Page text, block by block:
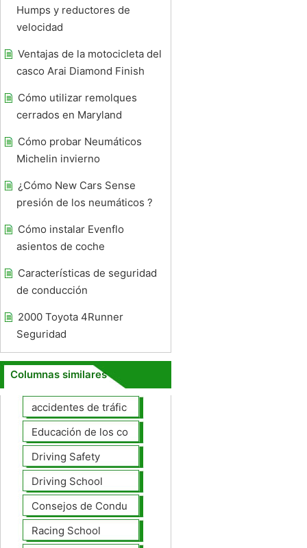
Humps y reductores de
velocidad
Ventajas de la motocicleta del
casco Arai Diamond Finish
Cómo utilizar remolques
cerrados en Maryland
Cómo probar Neumáticos
Michelin invierno
¿Cómo New Cars Sense
presión de los neumáticos ?
Cómo instalar Evenflo
asientos de coche
Características de seguridad
de conducción
2000 Toyota 4Runner
Seguridad
Columnas similares
accidentes de tráfico
Educación de los conductores
Driving Safety
Driving School
Consejos de Conducción
Racing School